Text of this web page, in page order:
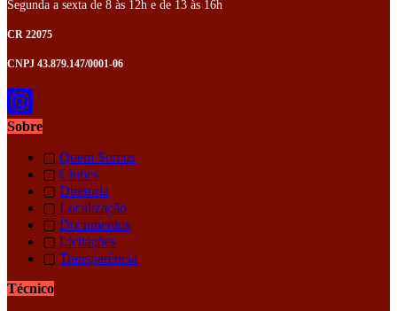
Segunda a sexta de 8 às 12h e de 13 às 16h
CR 22075
CNPJ 43.879.147/0001-06
Sobre
▢ Quem Somos
▢ Clubes
▢ Diretoria
▢ Localização
▢ Documentos
▢ Licitações
▢ Transparência
Técnico